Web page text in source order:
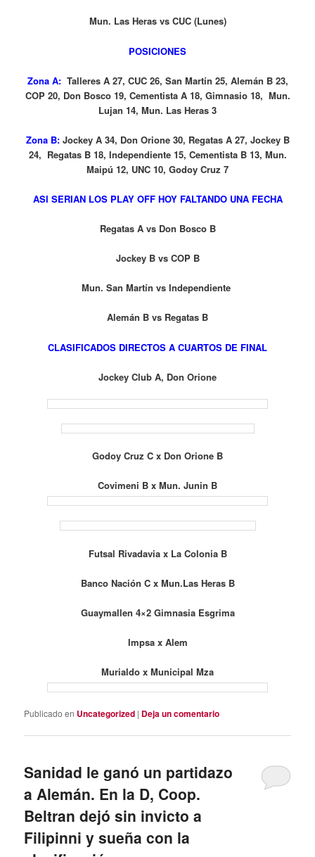
Mun. Las Heras vs CUC (Lunes)
POSICIONES
Zona A: Talleres A 27, CUC 26, San Martín 25, Alemán B 23,
COP 20, Don Bosco 19, Cementista A 18, Gimnasio 18, Mun.
Lujan 14, Mun. Las Heras 3
Zona B:Jockey A 34, Don Orione 30, Regatas A 27, Jockey B
24, Regatas B 18, Independiente 15, Cementista B 13, Mun.
Maipú 12, UNC 10, Godoy Cruz 7
ASI SERIAN LOS PLAY OFF HOY FALTANDO UNA FECHA
Regatas A vs Don Bosco B
Jockey B vs COP B
Mun. San Martín vs Independiente
Alemán B vs Regatas B
CLASIFICADOS DIRECTOS A CUARTOS DE FINAL
Jockey Club A, Don Orione
Godoy Cruz C x Don Orione B
Covimeni B x Mun. Junin B
Futsal Rivadavia x La Colonia B
Banco Nación C x Mun.Las Heras B
Guaymallen 4×2 Gimnasia Esgrima
Impsa x Alem
Murialdo x Municipal Mza
Publicado en Uncategorized | Deja un comentario
Sanidad le ganó un partidazo
a Alemán. En la D, Coop.
Beltran dejó sin invicto a
Filipinni y sueña con la